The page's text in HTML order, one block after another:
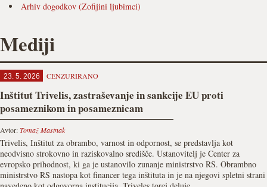
Arhiv dogodkov (Zofijini ljubimci)
Mediji
23. 5. 2026 CENZURIRANO
Inštitut Trivelis, zastraševanje in sankcije EU proti
posameznikom in posameznicam
Avtor:Tomaž Mastnak
Trivelis, Inštitut za obrambo, varnost in odpornost, se predstavlja kot
neodvisno strokovno in raziskovalno središče. Ustanovitelj je Center za
evropsko prihodnost, ki ga je ustanovilo zunanje ministrstvo RS. Obrambno
ministrstvo RS nastopa kot financer tega inštituta in je na njegovi spletni strani